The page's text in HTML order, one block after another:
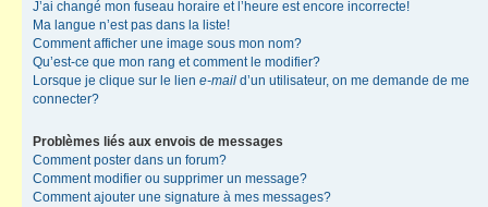
J’ai changé mon fuseau horaire et l’heure est encore incorrecte!
Ma langue n’est pas dans la liste!
Comment afficher une image sous mon nom?
Qu’est-ce que mon rang et comment le modifier?
Lorsque je clique sur le lien e-mail d’un utilisateur, on me demande de me
connecter?
Problèmes liés aux envois de messages
Comment poster dans un forum?
Comment modifier ou supprimer un message?
Comment ajouter une signature à mes messages?